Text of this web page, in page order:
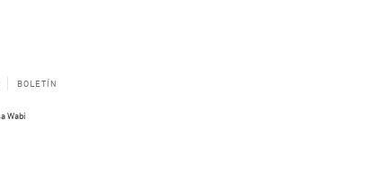
BOLETÍN
Wabi